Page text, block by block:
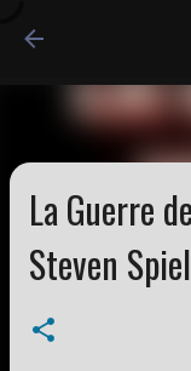
La Guerre
Steven